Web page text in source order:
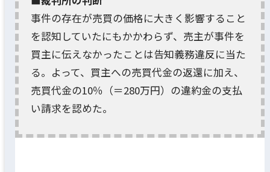
事件の存在が売買の価格に大きく影響すること
を認知していたにもかかわらず、売主が事件を
買主に伝えなかったことは告知義務違反に当た
る。よって、買主への売買代金の返還に加え、
売買代金の10％（＝280万円）の違約金の支払
い請求を認めた。